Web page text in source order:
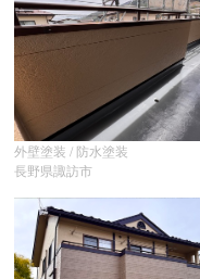
外壁塗装 / 防水塗装
長野県諏訪市